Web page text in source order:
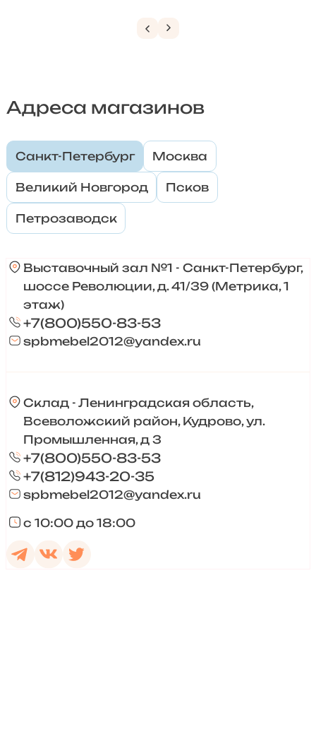
Адреса магазинов
Санкт-Петербург Москва
Великий Новгород Псков
Петрозаводск
Выставочный зал №1 - Санкт-Петербург,
шоссе Революции, д. 41/39 (Метрика, 1
этаж)
+7(800)550-83-53
spbmebel2012@yandex.ru
Склад - Ленинградская область,
Всеволожский район, Кудрово, ул.
Промышленная, д 3
+7(800)550-83-53
+7(812)943-20-35
spbmebel2012@yandex.ru
с 10:00 до 18:00